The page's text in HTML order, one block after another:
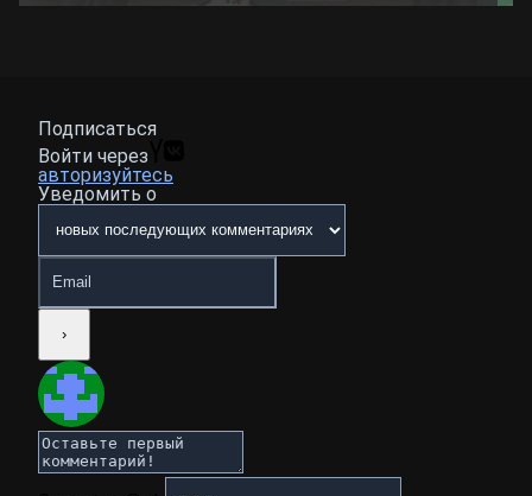
Подписаться
Войти через
авторизуйтесь
Уведомить о